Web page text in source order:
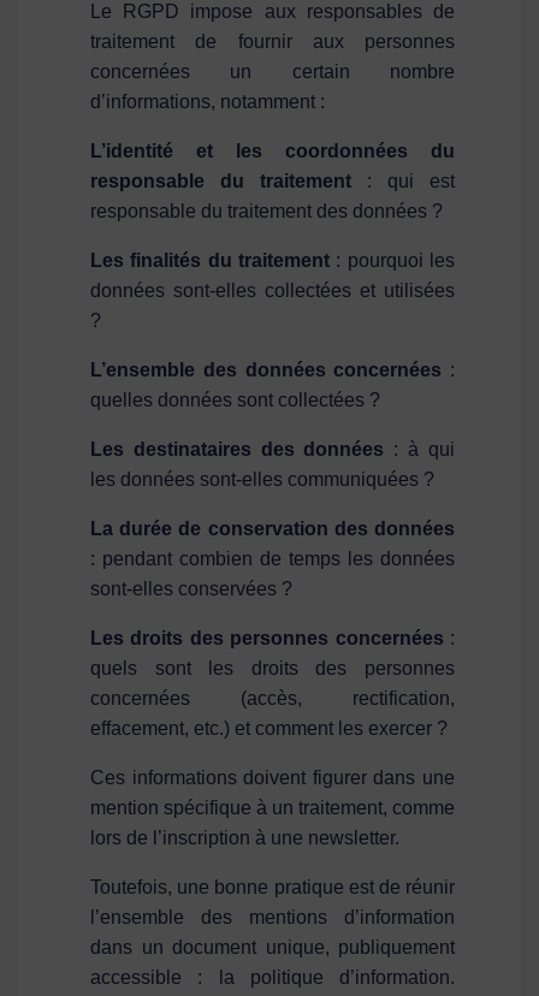
Le RGPD impose aux responsables de
traitement de fournir aux personnes
concernées un certain nombre
d’informations, notamment :
L’identité et les coordonnées du
responsable du traitement : qui est
responsable du traitement des données ?
Les finalités du traitement : pourquoi les
données sont-elles collectées et utilisées
?
L’ensemble des données concernées :
quelles données sont collectées ?
Les destinataires des données : à qui
les données sont-elles communiquées ?
La durée de conservation des données
: pendant combien de temps les données
sont-elles conservées ?
Les droits des personnes concernées :
quels sont les droits des personnes
concernées (accès, rectification,
effacement, etc.) et comment les exercer ?
Ces informations doivent figurer dans une
mention spécifique à un traitement, comme
lors de l’inscription à une newsletter.
Toutefois, une bonne pratique est de réunir
l’ensemble des mentions d’information
dans un document unique, publiquement
accessible : la politique d’information.